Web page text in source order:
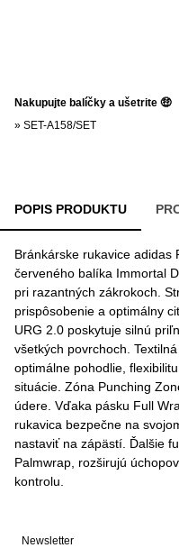
Nakupujte balíčky a ušetrite 🤑
» SET-A158/SET
POPIS PRODUKTU
Bránkárske rukavice adidas
červeného balíka Immortal
pri razantných zákrokoch.
prispôsobenie a optimálny
URG 2.0 poskytuje silnú
všetkých povrchoch.
optimálne pohodlie,
situácie. Zóna Punching
údere. Vďaka pásku Full
rukavica bezpečne na
nastaviť na zápästí. Ďalšie
Palmwrap, rozširujú
kontrolu.
Newsletter